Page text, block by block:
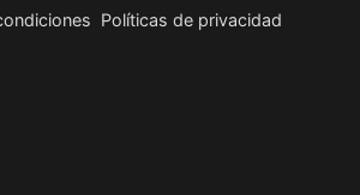
Políticas de privacidad